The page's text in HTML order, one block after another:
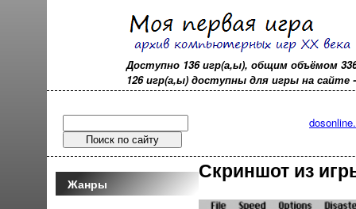
Доступно 136 игр(а,ы), общим объёмом
126 игр(а,ы) доступны для игры на сайте
Жанры
Скриншот из